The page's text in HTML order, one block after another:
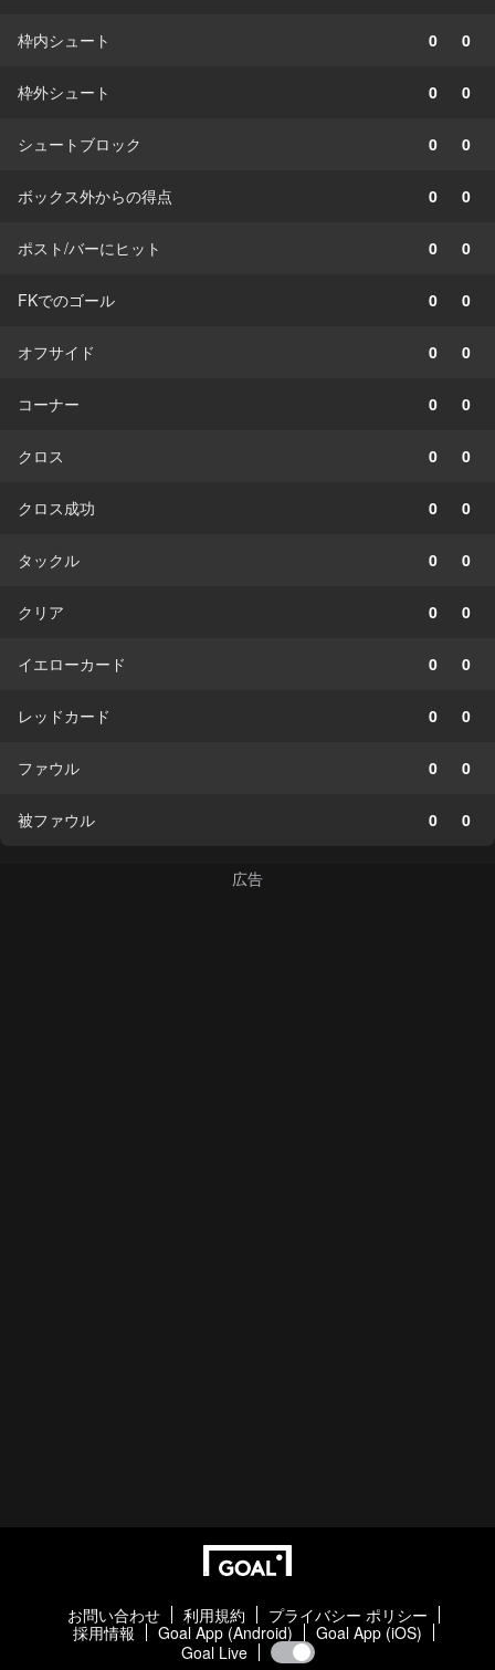
枠内シュート 0 0
枠外シュート 0 0
シュートブロック 0 0
ボックス外からの得点 0 0
ポスト/バーにヒット 0 0
FKでのゴール 0 0
オフサイド 0 0
コーナー 0 0
クロス 0 0
クロス成功 0 0
タックル 0 0
クリア 0 0
イエローカード 0 0
レッドカード 0 0
ファウル 0 0
被ファウル 0 0
お問い合わせ 利用規約
プライバシー ポリシー
採用情報
Goal App (Android)
Goal App (iOS)
Goal Live